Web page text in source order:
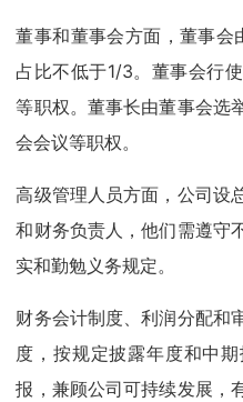
董事和董事会方面，董事
占比不低于1/3。董事会行
等职权。董事长由董事会选
会会议等职权。
高级管理人员方面，公司设
和财务负责人，他们需遵守
实和勤勉义务规定。
财务会计制度、利润分配和
度，按规定披露年度和中
报，兼顾公司可持续发展，